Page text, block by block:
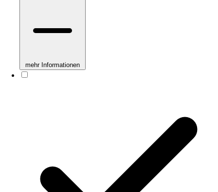
mehr Informationen